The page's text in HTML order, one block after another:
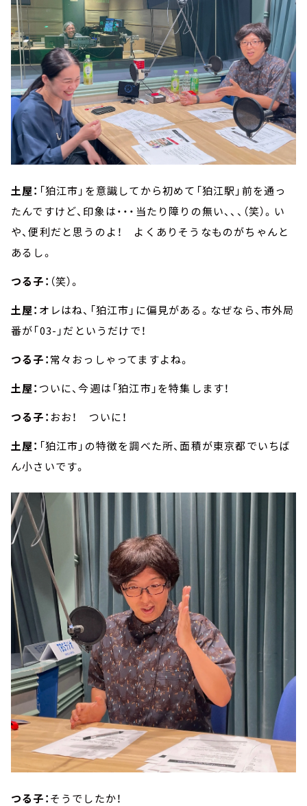
土屋： 「狛江市」を意識してから初めて「狛江駅」前を通っ
たんですけど、印象は・・・当たり障りの無い、、、（笑）。い
や、便利だと思うのよ！ よくありそうなものがちゃんと
あるし。
つる子： （笑）。
土屋： オレはね、「狛江市」に偏見がある。なぜなら、市外局
番が「03-」だというだけで！
つる子：常々おっしゃってますよね。
土屋： ついに、今週は「狛江市」を特集します！
つる子： おお！ ついに！
土屋： 「狛江市」の特徴を調べた所、面積が東京都でいちば
ん小さいです。
つる子：そうでしたか！